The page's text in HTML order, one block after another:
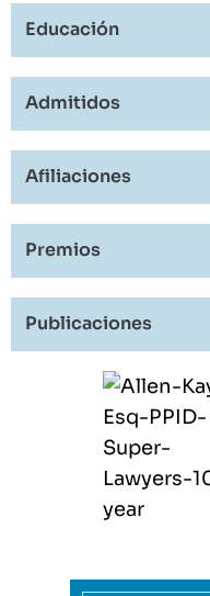
Educación
Admitidos
Afiliaciones
Premios
Publicaciones